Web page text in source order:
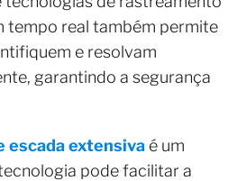
tempo real também permite
e resolvam
garantindo a segurança
escada extensiva é um
pode facilitar a